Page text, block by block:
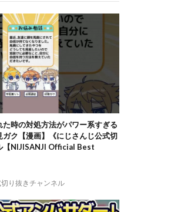
時の対処方法がパワー系すぎる
ガク【漫画】《にじさんじ公式切
【NIJISANJI Official Best
り抜きチャンネル